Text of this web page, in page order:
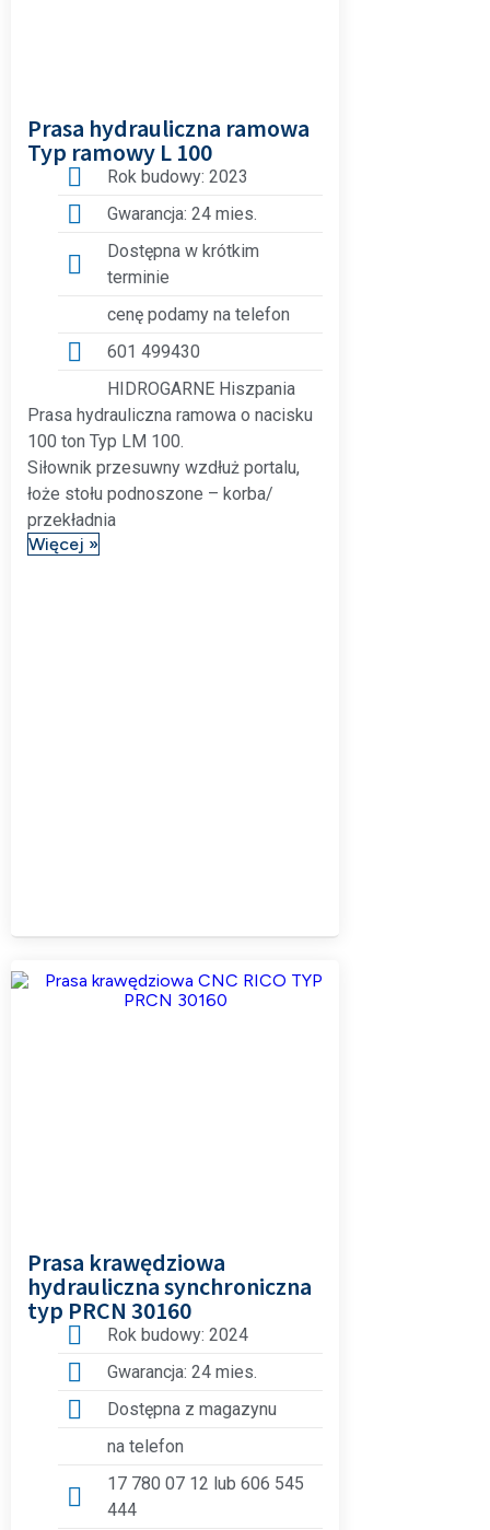
Prasa hydrauliczna ramowa
Typ ramowy L 100
Rok budowy: 2023
Gwarancja: 24 mies.
Dostępna w krótkim
terminie
cenę podamy na telefon
601 499430
HIDROGARNE Hiszpania
Prasa hydrauliczna ramowa o nacisku
100 ton Typ LM 100.
Siłownik przesuwny wzdłuż portalu,
łoże stołu podnoszone – korba/
przekładnia
Więcej »
Prasa krawędziowa
hydrauliczna synchroniczna
typ PRCN 30160
Rok budowy: 2024
Gwarancja: 24 mies.
Dostępna z magazynu
na telefon
17 780 07 12 lub 606 545
444